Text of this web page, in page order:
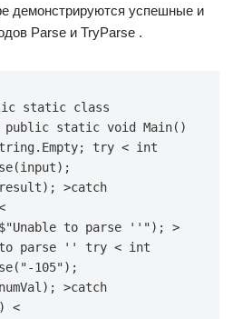
демонстрируются успешные и
Parse и TryParse .
static class
public static void Main()
try < int
>catch
to parse ''"); >
to parse '' try < int
105");
>catch
<